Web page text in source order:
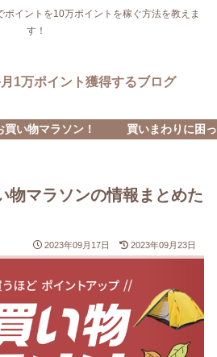
イントを10万ポイントを稼ぐ方法を教えま
す！
1万ポイント獲得するブログ
買い物マラソン！ 買いまわりに困
物マラソンの情報まとめた
2023年09月17日 2023年09月23日